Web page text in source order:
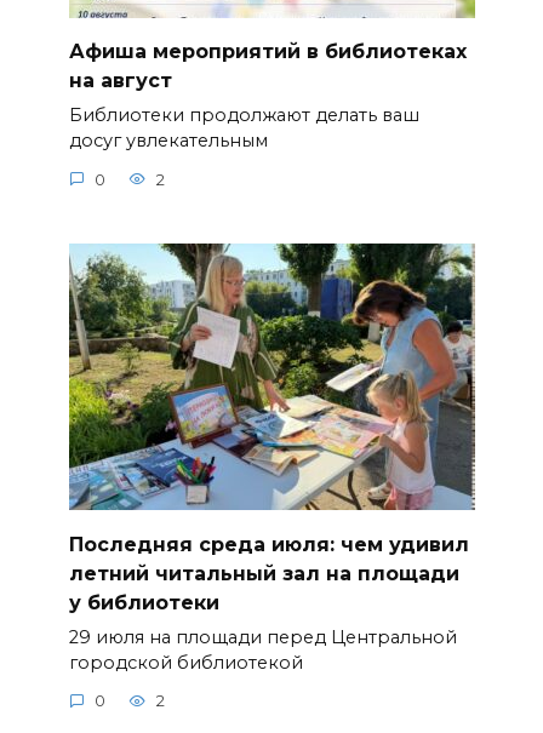
Афиша мероприятий в библиотеках
на август
Библиотеки продолжают делать ваш
досуг увлекательным
0 2
Последняя среда июля: чем удивил
летний читальный зал на площади
у библиотеки
29 июля на площади перед Центральной
городской библиотекой
0 2